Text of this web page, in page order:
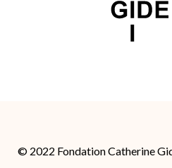
© 2022 Fondation Catherine